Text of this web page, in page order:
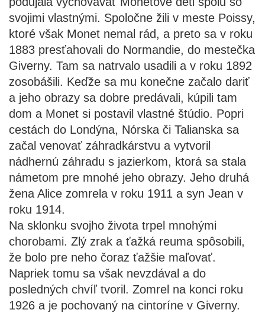
svojimi vlastnými. Spoločne žili v meste Poissy,
ktoré však Monet nemal rád, a preto sa v roku
1883 presťahovali do Normandie, do mestečka
Giverny. Tam sa natrvalo usadili a v roku 1892
zosobášili. Keďže sa mu konečne začalo dariť
a jeho obrazy sa dobre predávali, kúpili tam
dom a Monet si postavil vlastné štúdio. Popri
cestách do Londýna, Nórska či Talianska sa
začal venovať záhradkárstvu a vytvoril
nádhernú záhradu s jazierkom, ktorá sa stala
námetom pre mnohé jeho obrazy. Jeho druhá
žena Alice zomrela v roku 1911 a syn Jean v
roku 1914.
Na sklonku svojho života trpel mnohými
chorobami. Zlý zrak a ťažká reuma spôsobili,
že bolo pre neho čoraz ťažšie maľovať.
Napriek tomu sa však nevzdával a do
posledných chvíľ tvoril. Zomrel na konci roku
1926 a je pochovaný na cintoríne v Giverny.